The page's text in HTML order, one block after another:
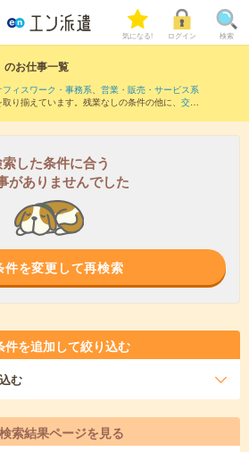
気になる! ログイン 検索
のお仕事一覧
フィスワーク・事務系、 営業・販売・サービス系
り揃えています。残業なしの条件の他に、 交通
した条件に合う
がありませんでした
件を変更して再検索
件を追加して絞り込む
む
索結果ページを見る